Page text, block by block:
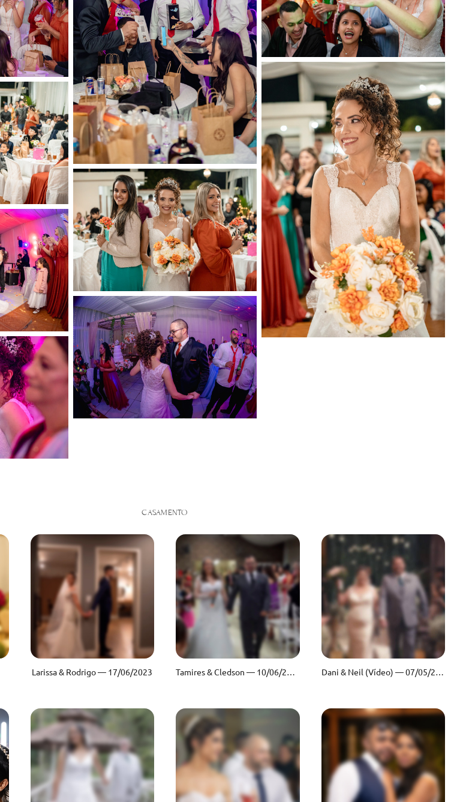
CASAMENTO
Larissa & Rodrigo — 17/06/2023 Tamires & Cledson — 10/06/2023 Dani & Neil (Vídeo) — 07/05/2023 (L)